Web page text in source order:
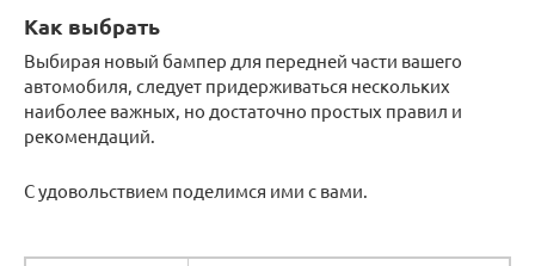
Как выбрать
Выбирая новый бампер для передней части вашего
автомобиля, следует придерживаться нескольких
наиболее важных, но достаточно простых правил и
рекомендаций.
С удовольствием поделимся ими с вами.